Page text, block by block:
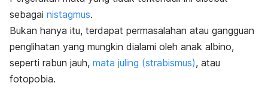
sebagai nistagmus.
Bukan hanya itu, terdapat permasalahan atau gangguan
penglihatan yang mungkin dialami oleh anak albino,
seperti rabun jauh, mata juling (strabismus), atau
fotopobia.